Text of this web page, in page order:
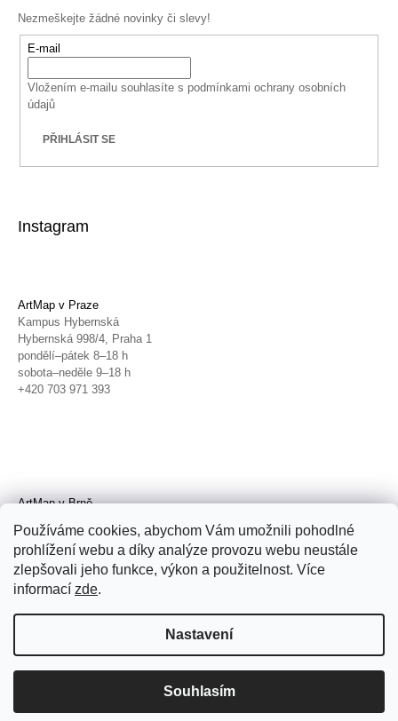
Používáme cookies, abychom Vám umožnili pohodlné
prohlížení webu a díky analýze provozu webu neustále
zlepšovali jeho funkce, výkon a použitelnost. Více
informací zde.
Nastavení
Souhlasím
Nezmeškejte žádné novinky či slevy!
E-mail
Vložením e-mailu souhlasíte s podmínkami ochrany osobních
údajů
PŘIHLÁSIT SE
Instagram
ArtMap v Praze
Kampus Hybernská
Hybernská 998/4, Praha 1
pondělí–pátek 8–18 h
sobota–neděle 9–18 h
+420 703 971 393
ArtMap v Brně
Radnická 4, Brno
úterý–pátek 11–19 h
sobota 14–19 h
+420 702 152 298